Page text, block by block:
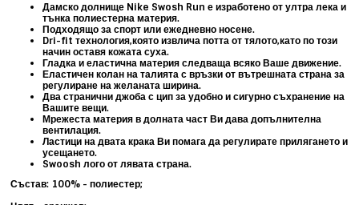
Дамско долнище Nike Swosh Run е изработено от ултра лека и
тънка полиестерна материя.
Подходящо за спорт или ежедневно носене.
Dri-fit технология,която извлича потта от тялото,като по този
начин оставя кожата суха.
Гладка и еластична материя следваща всяко Ваше движение.
Еластичен колан на талията с връзки от вътрешната страна за
регулиране на желаната ширина.
Два странични джоба с цип за удобно и сигурно съхранение на
Вашите вещи.
Мрежеста материя в долната част Ви дава допълнителна
вентилация.
Ластици на двата крака Ви помага да регулирате прилягането и
усещането.
Swoosh лого от лявата страна.
Състав: 100% - полиестер;